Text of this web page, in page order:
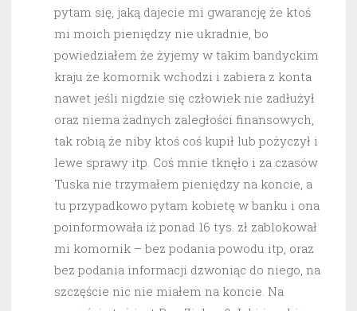
pytam się, jaką dajecie mi gwarancję że ktoś
mi moich pieniędzy nie ukradnie, bo
powiedziałem że żyjemy w takim bandyckim
kraju że komornik wchodzi i zabiera z konta
nawet jeśli nigdzie się człowiek nie zadłużył
oraz niema żadnych zaległości finansowych,
tak robią że niby ktoś coś kupił lub pożyczył i
lewe sprawy itp. Coś mnie tknęło i za czasów
Tuska nie trzymałem pieniędzy na koncie, a
tu przypadkowo pytam kobietę w banku i ona
poinformowała iż ponad 16 tys. zł zablokował
mi komornik – bez podania powodu itp, oraz
bez podania informacji dzwoniąc do niego, na
szczęście nic nie miałem na koncie. Na